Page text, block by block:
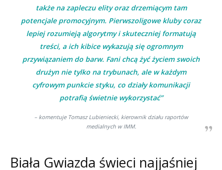
także na zapleczu elity oraz drzemiącym tam
potencjale promocyjnym. Pierwszoligowe kluby coraz
lepiej rozumieją algorytmy i skuteczniej formatują
treści, a ich kibice wykazują się ogromnym
przywiązaniem do barw. Fani chcą żyć życiem swoich
drużyn nie tylko na trybunach, ale w każdym
cyfrowym punkcie styku, co działy komunikacji
potrafią świetnie wykorzystać”
– komentuje Tomasz Lubieniecki, kierownik działu raportów
medialnych w IMM.
Biała Gwiazda świeci najjaśniej